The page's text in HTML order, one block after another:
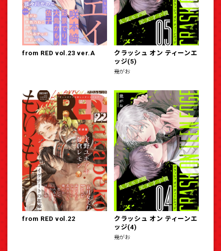
from RED vol.23 ver.A
クラッシュ オン ティーンエ
ッジ(5)
幾がお
from RED vol.22
クラッシュ オン ティーンエ
ッジ(4)
幾がお